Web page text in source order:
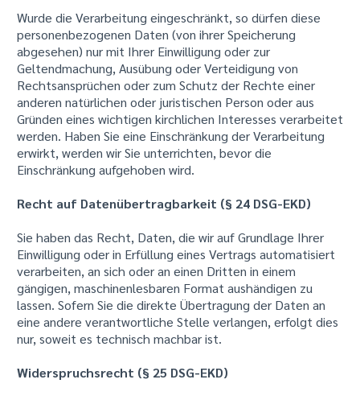
Wurde die Verarbeitung eingeschränkt, so dürfen diese
personenbezogenen Daten (von ihrer Speicherung
abgesehen) nur mit Ihrer Einwilligung oder zur
Geltendmachung, Ausübung oder Verteidigung von
Rechtsansprüchen oder zum Schutz der Rechte einer
anderen natürlichen oder juristischen Person oder aus
Gründen eines wichtigen kirchlichen Interesses verarbeitet
werden. Haben Sie eine Einschränkung der Verarbeitung
erwirkt, werden wir Sie unterrichten, bevor die
Einschränkung aufgehoben wird.
Recht auf Datenübertragbarkeit (§ 24 DSG-EKD)
Sie haben das Recht, Daten, die wir auf Grundlage Ihrer
Einwilligung oder in Erfüllung eines Vertrags automatisiert
verarbeiten, an sich oder an einen Dritten in einem
gängigen, maschinenlesbaren Format aushändigen zu
lassen. Sofern Sie die direkte Übertragung der Daten an
eine andere verantwortliche Stelle verlangen, erfolgt dies
nur, soweit es technisch machbar ist.
Widerspruchsrecht (§ 25 DSG-EKD)